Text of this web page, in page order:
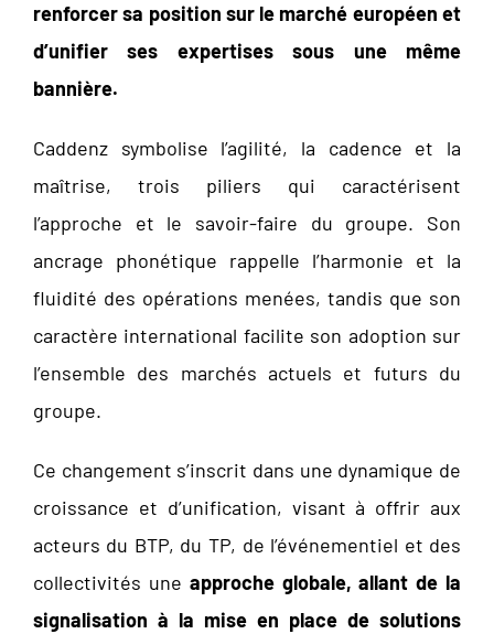
renforcer sa position sur le marché européen et
d’unifier ses expertises sous une même
bannière.
Caddenz symbolise l’agilité, la cadence et la
maîtrise, trois piliers qui caractérisent
l’approche et le savoir-faire du groupe. Son
ancrage phonétique rappelle l’harmonie et la
fluidité des opérations menées, tandis que son
caractère international facilite son adoption sur
l’ensemble des marchés actuels et futurs du
groupe.
Ce changement s’inscrit dans une dynamique de
croissance et d’unification, visant à offrir aux
acteurs du BTP, du TP, de l’événementiel et des
collectivités une approche globale, allant de la
signalisation à la mise en place de solutions